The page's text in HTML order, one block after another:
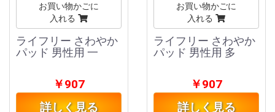
お買い物かごに
入れる
ライフリー さわやか
パッド 男性用 一
￥907
詳しく見る
お買い物かごに
入れる
ライフリー さわやか
パッド 男性用 多
￥907
詳しく見る